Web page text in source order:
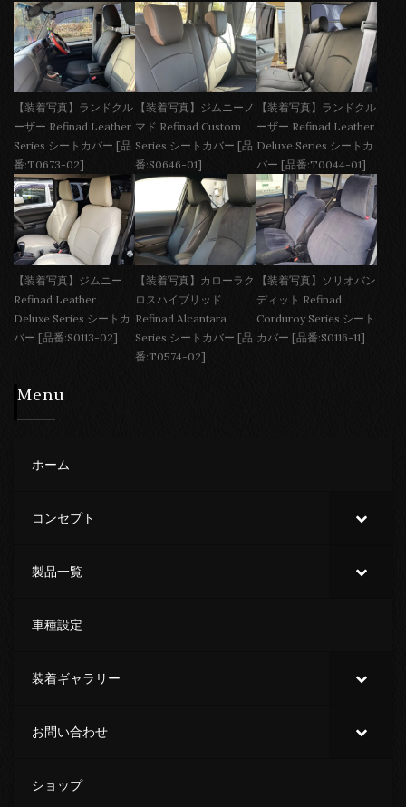
【装着写真】ランドクル
ーザー Refinad Leather
Series シートカバー [品
番:T0673-02]
【装着写真】ジムニーノ
マド Refinad Custom
Series シートカバー [品
番:S0646-01]
【装着写真】ランドクル
ーザー Refinad Leather
Deluxe Series シートカ
バー [品番:T0044-01]
【装着写真】ジムニー
Refinad Leather
Deluxe Series シートカ
バー [品番:S0113-02]
【装着写真】カローラク
ロスハイブリッド
Refinad Alcantara
Series シートカバー [品
番:T0574-02]
【装着写真】ソリオバン
ディット Refinad
Corduroy Series シート
カバー [品番:S0116-11]
Menu
ホーム
コンセプト
製品一覧
車種設定
装着ギャラリー
お問い合わせ
ショップ